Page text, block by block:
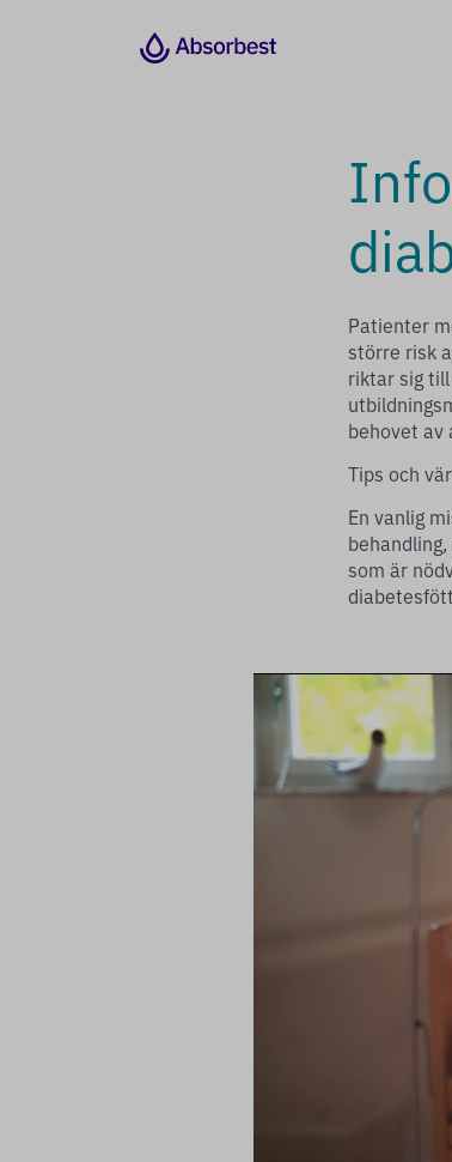
Patienter
större risk
riktar sig
behovet av
Tips och
En vanlig
som är